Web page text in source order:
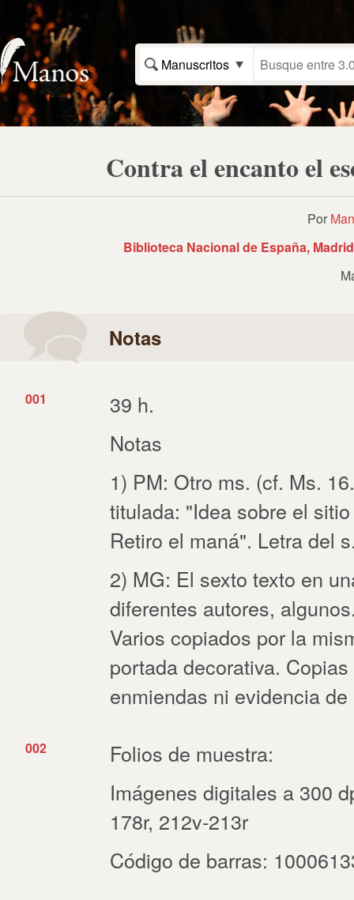
Manuscritos
Contra el encanto el
Por
Biblioteca Nacional de España, Madrid
Notas
001
39 h.
Notas
1) PM: Otro ms. (cf. Ms.
titulada: "Idea sobre el
Retiro el maná". Letra del
2) MG: El sexto texto en
diferentes autores,
Varios copiados por la
portada decorativa.
enmiendas ni evidencia
002
Folios de muestra:
Imágenes digitales a 300
178r, 212v-213r
Código de barras: